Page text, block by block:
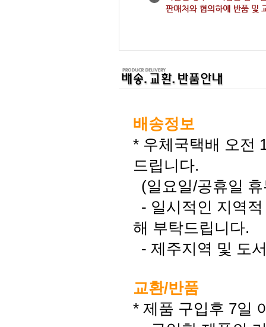
배송정보
* 우체국택배 오전
드립니다.
(일요일/공휴일
- 일시적인 지역
해 부탁드립니다.
- 제주지역 및 도
교환/반품
* 제품 구입후 7일